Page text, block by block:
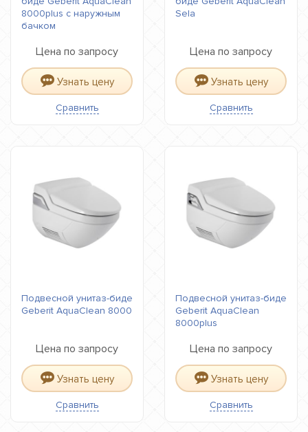
8000plus с наружным
бачком
Цена по запросу
Узнать цену
Сравнить
Sela
Цена по запросу
Узнать цену
Сравнить
Подвесной унитаз-биде
Geberit AquaClean 8000
Цена по запросу
Узнать цену
Сравнить
Подвесной унитаз-биде
Geberit AquaClean
8000plus
Цена по запросу
Узнать цену
Сравнить